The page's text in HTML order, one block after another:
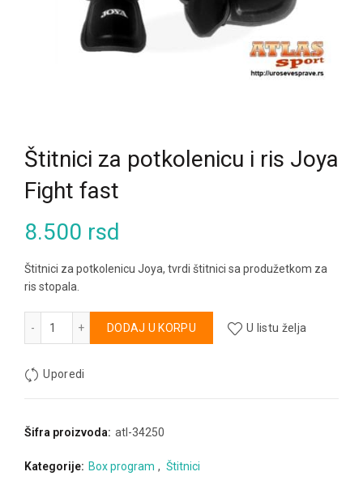
Štitnici za potkolenicu i ris Joya
Fight fast
8.500 rsd
Štitnici za potkolenicu Joya, tvrdi štitnici sa produžetkom za
ris stopala.
Štitnici za potkolenicu i ris Joya Fight fast količina
DODAJ U KORPU
Alternative:
U listu želja
Uporedi
Šifra proizvoda: atl-34250
Kategorije: Box program , Štitnici